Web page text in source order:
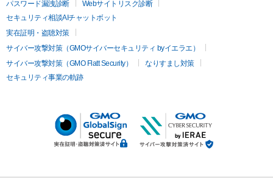
パスワード漏洩診断
Webサイトリスク診断
セキュリティ相談AIチャットボット
実在証明・盗聴対策
サイバー攻撃対策（GMOサイバーセキュリティ byイエラエ）
サイバー攻撃対策（GMO Flatt Security）
なりすまし対策
セキュリティ事業の軌跡